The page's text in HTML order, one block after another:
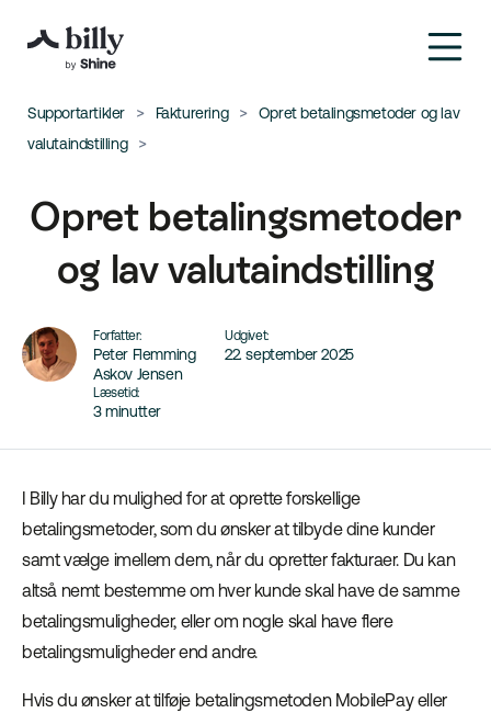
Supportartikler Fakturering
Opret betalingsmetoder og lav
valutaindstilling
Opret betalingsmetoder
og lav valutaindstilling
Forfatter:
Peter Flemming
Askov Jensen
Udgivet:
22. september 2025
Læsetid:
3 minutter
I Billy har du mulighed for at oprette forskellige
betalingsmetoder, som du ønsker at tilbyde dine kunder
samt vælge imellem dem, når du opretter fakturaer. Du kan
altså nemt bestemme om hver kunde skal have de samme
betalingsmuligheder, eller om nogle skal have flere
betalingsmuligheder end andre.
Hvis du ønsker at tilføje betalingsmetoden MobilePay eller